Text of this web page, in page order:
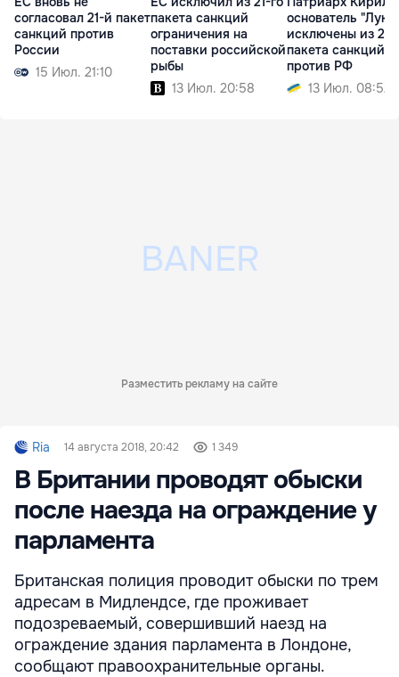
согласовал 21-й пакет
санкций против
России
15 Июл. 21:10
пакета санкций
ограничения на
поставки российской
рыбы
13 Июл. 20:58
основатель
исключены из 21-
пакета санкций
против РФ
13 Июл. 08:52
Разместить рекламу на сайте
Ria 14 августа 2018, 20:42 1 349
В Британии проводят обыски
после наезда на ограждение у
парламента
Британская полиция проводит обыски по трем
адресам в Мидлендсе, где проживает
подозреваемый, совершивший наезд на
ограждение здания парламента в Лондоне,
сообщают правоохранительные органы.